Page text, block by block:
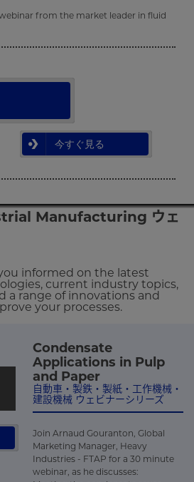
from the market leader in fluid
今すぐ見る
Manufacturing ウェ
informed on the latest
current industry topics,
a range of innovations and
your processes.
Condensate
Applications in Pulp
and Paper
自動車・製鉄・製紙・工作機械・
建設機械 ウェビナーシリーズ
Join Arnaud Gouranton, Global
Marketing Manager, Heavy
Industries - FTAP for a 30 minute
webinar, as he discusses: